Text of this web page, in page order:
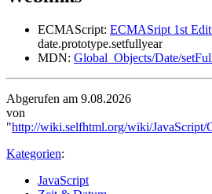
ECMAScript: ECMASript 1st
date.prototype.setfullyear
MDN: Global_Objects/Date/
Abgerufen am 9.08.2026
von
"http://wiki.selfhtml.org/wiki/JavaScript/
Kategorien:
JavaScript